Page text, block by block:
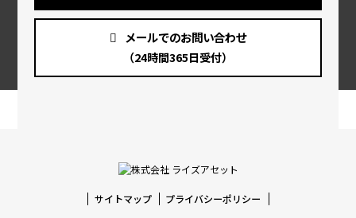
メールでのお問い合わせ
（24時間365日受付）
サイトマップ プライバシーポリシー